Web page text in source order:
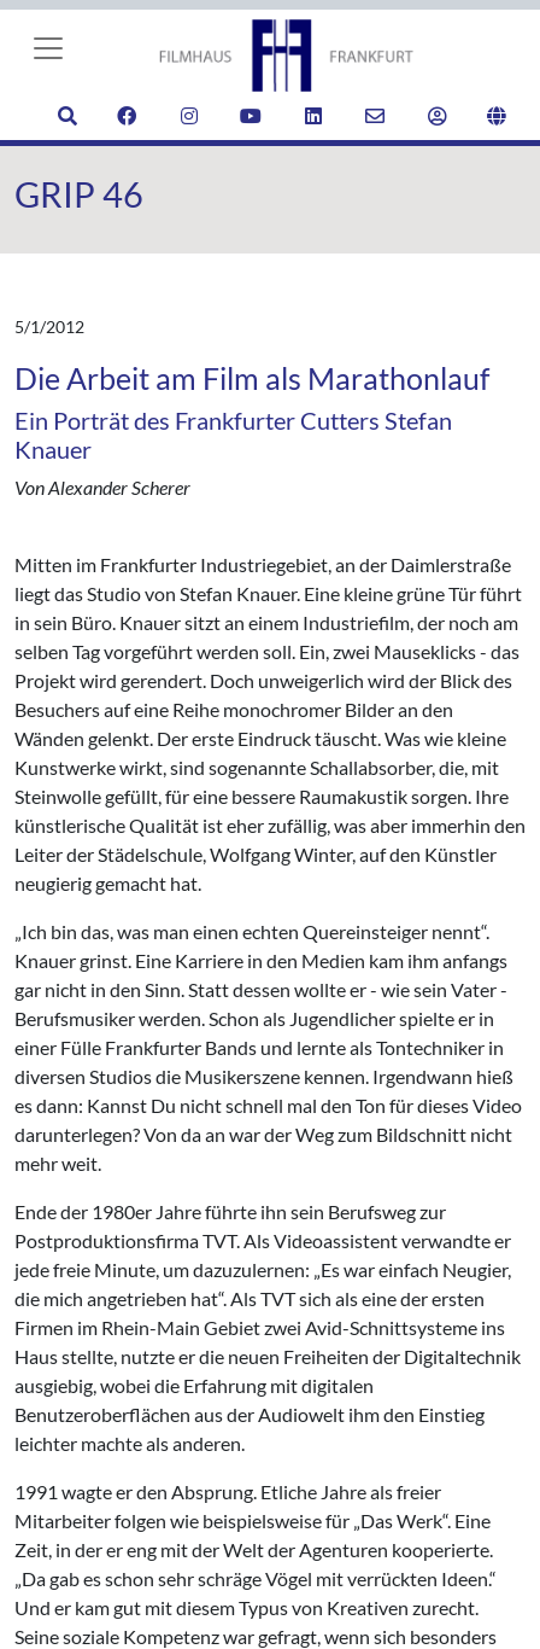
GRIP 46
5/1/2012
Die Arbeit am Film als Marathonlauf
Ein Porträt des Frankfurter Cutters Stefan
Knauer
Von Alexander Scherer
Mitten im Frankfurter Industriegebiet, an der Daimlerstraße
liegt das Studio von Stefan Knauer. Eine kleine grüne Tür führt
in sein Büro. Knauer sitzt an einem Industriefilm, der noch am
selben Tag vorgeführt werden soll. Ein, zwei Mauseklicks - das
Projekt wird gerendert. Doch unweigerlich wird der Blick des
Besuchers auf eine Reihe monochromer Bilder an den
Wänden gelenkt. Der erste Eindruck täuscht. Was wie kleine
Kunstwerke wirkt, sind sogenannte Schallabsorber, die, mit
Steinwolle gefüllt, für eine bessere Raumakustik sorgen. Ihre
künstlerische Qualität ist eher zufällig, was aber immerhin den
Leiter der Städelschule, Wolfgang Winter, auf den Künstler
neugierig gemacht hat.
„Ich bin das, was man einen echten Quereinsteiger nennt“.
Knauer grinst. Eine Karriere in den Medien kam ihm anfangs
gar nicht in den Sinn. Statt dessen wollte er - wie sein Vater -
Berufsmusiker werden. Schon als Jugendlicher spielte er in
einer Fülle Frankfurter Bands und lernte als Tontechniker in
diversen Studios die Musikerszene kennen. Irgendwann hieß
es dann: Kannst Du nicht schnell mal den Ton für dieses Video
darunterlegen? Von da an war der Weg zum Bildschnitt nicht
mehr weit.
Ende der 1980er Jahre führte ihn sein Berufsweg zur
Postproduktionsfirma TVT. Als Videoassistent verwandte er
jede freie Minute, um dazuzulernen: „Es war einfach Neugier,
die mich angetrieben hat“. Als TVT sich als eine der ersten
Firmen im Rhein-Main Gebiet zwei Avid-Schnittsysteme ins
Haus stellte, nutzte er die neuen Freiheiten der Digitaltechnik
ausgiebig, wobei die Erfahrung mit digitalen
Benutzeroberflächen aus der Audiowelt ihm den Einstieg
leichter machte als anderen.
1991 wagte er den Absprung. Etliche Jahre als freier
Mitarbeiter folgen wie beispielsweise für „Das Werk“. Eine
Zeit, in der er eng mit der Welt der Agenturen kooperierte.
„Da gab es schon sehr schräge Vögel mit verrückten Ideen.“
Und er kam gut mit diesem Typus von Kreativen zurecht.
Seine soziale Kompetenz war gefragt, wenn sich besonders